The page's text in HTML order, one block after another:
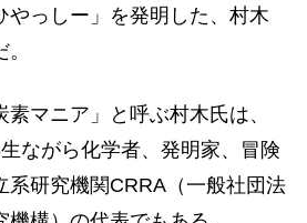
やっしー」を発明した、村木
マニア」と呼ぶ村木氏は、
ながら化学者、発明家、冒険
系研究機関CRRA（一般社団法